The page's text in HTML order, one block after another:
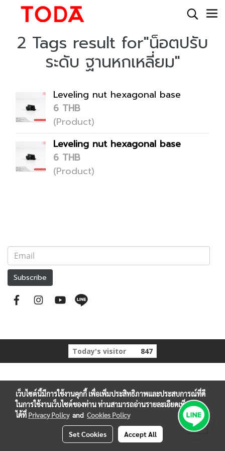
2 Tags result for"น็อตปรับ
ระดับ ฐานหกเหลี่ยม"
Leveling nut hexagonal base
6 THB
(Product)
Leveling nut hexagonal base
6 THB
(Product)
Subscribe
Today's visitor 847
เว็บไซต์นี้มีการใช้งานคุกกี้ เพื่อเพิ่มประสิทธิภาพและประสบการณ์ที่ดี
ในการใช้งานเว็บไซต์ของท่าน ท่านสามารถอ่านรายละเอียดเพิ่มเติม
ได้ที่ Privacy Policyand Cookies Policy
Set Cookies Accept All